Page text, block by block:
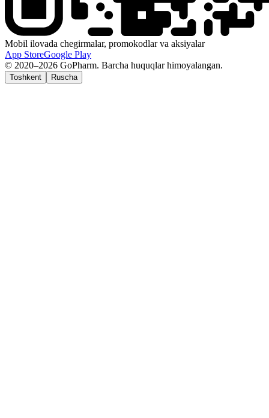
Mobil ilovada chegirmalar, promokodlar va aksiyalar
App StoreGoogle Play
© 2020–2026 GoPharm. Barcha huquqlar himoyalangan.
Toshkent Ruscha